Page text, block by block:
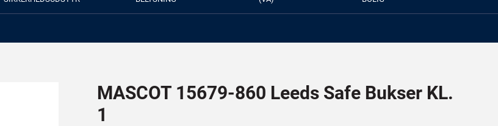
MASCOT 15679-860 Leeds Safe Bukser KL.
1